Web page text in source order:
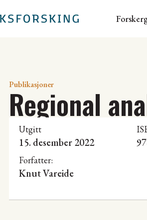
Publikasjoner
Regional
Utgitt
15. desember 2022
Forfatter:
Knut Vareide